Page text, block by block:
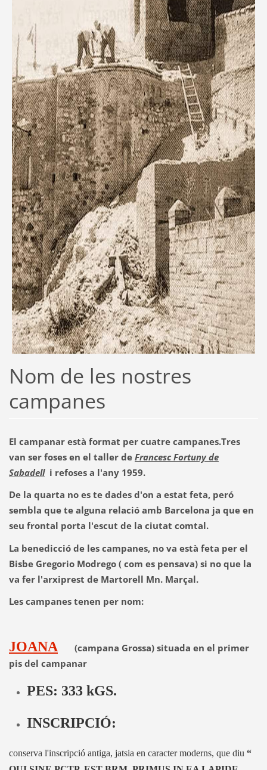
Nom de les nostres
campanes
El campanar està format per cuatre campanes.Tres
van ser foses en el taller de Francesc Fortuny de
Sabadelli refoses a l'any 1959.
De la quarta no es te dades d'on a estat feta, peró
sembla que te alguna relació amb Barcelona ja que en
seu frontal porta l'escut de la ciutat comtal.
La benedicció de les campanes, no va està feta per el
Bisbe Gregorio Modrego ( com es pensava) si no que la
va fer l'arxiprest de Martorell Mn. Marçal.
Les campanes tenen per nom:
JOANA(campana Grossa) situada en el primer
pis del campanar
PES: 333 kGS.
INSCRIPCIÓ:
conserva l'inscripció antiga, jatsia en caracter moderns, que diu “